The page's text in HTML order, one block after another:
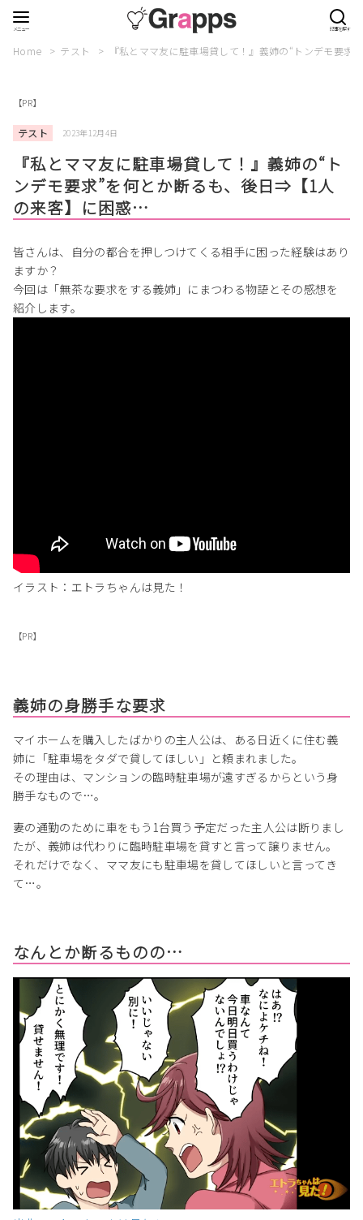
Home テスト 『私とママ友に駐車場貸して！』義姉の“トンデモ要
【PR】
テスト 2023年12月4日
『私とママ友に駐車場貸して！』義姉の“ト
ンデモ要求”を何とか断るも、後日⇒【1人
の来客】に困惑…
皆さんは、自分の都合を押しつけてくる相手に困った経験はあり
ますか？
今回は「無茶な要求をする義姉」にまつわる物語とその感想を
紹介します。
イラスト：エトラちゃんは見た！
【PR】
義姉の身勝手な要求
マイホームを購入したばかりの主人公は、ある日近くに住む義
姉に「駐車場をタダで貸してほしい」と頼まれました。
その理由は、マンションの臨時駐車場が遠すぎるからという身
勝手なもので…。
妻の通勤のために車をもう1台買う予定だった主人公は断りまし
たが、義姉は代わりに臨時駐車場を貸すと言って譲りません。
それだけでなく、ママ友にも駐車場を貸してほしいと言ってき
て…。
なんとか断るものの…